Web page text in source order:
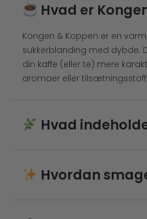
Hvad er
Kongen & Koppen er en
sukkerblanding med dybde.
din kaffe (eller te) mere
aromaer eller
Hvad
Madagaskar-vanilje og
Kun rene, naturlige
Hvordan